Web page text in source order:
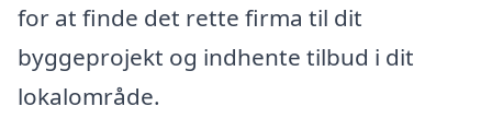
for at finde det rette firma til dit
byggeprojekt og indhente tilbud i dit
lokalområde.